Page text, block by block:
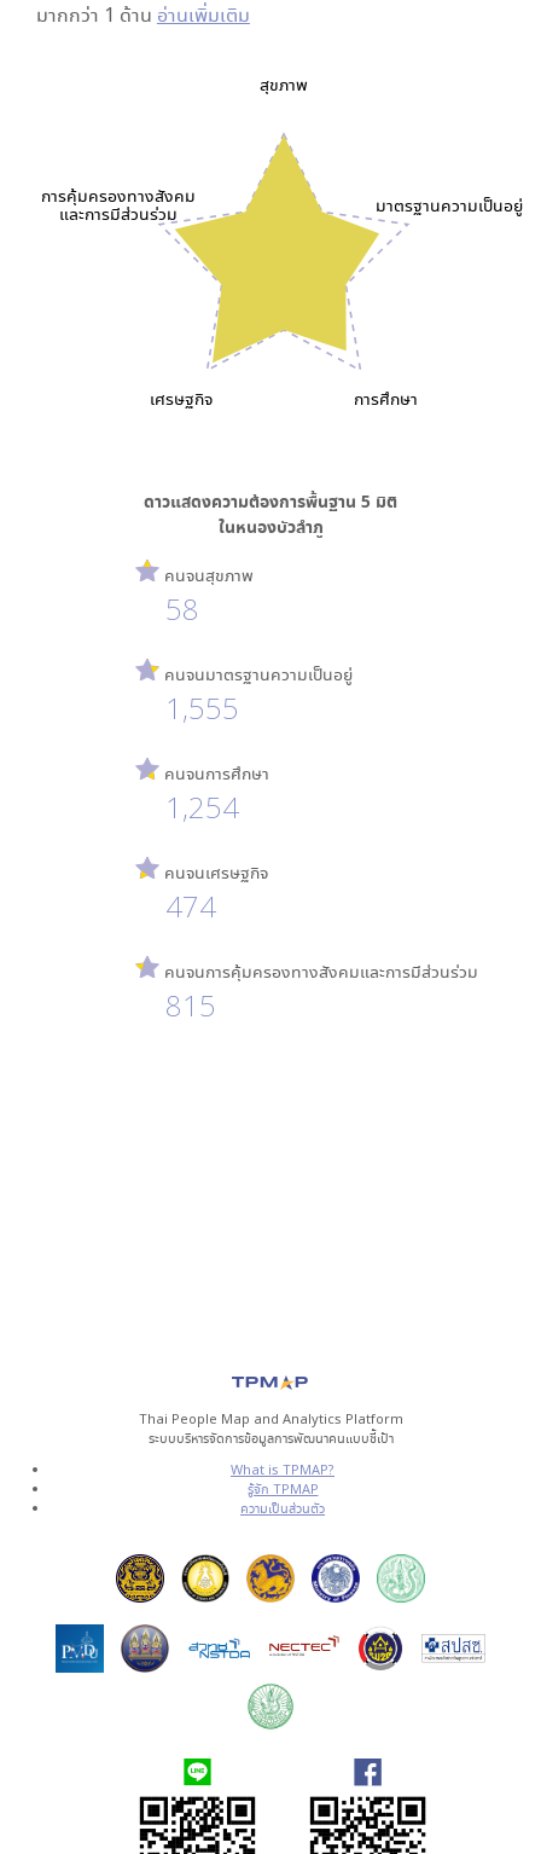
มากกว่า 1 ด้าน อ่านเพิ่มเติม
สุขภาพ
มาตรฐานความเป็นอยู่
การศึกษา
เศรษฐกิจ
การคุ้มครองทางสังคม
และการมีส่วนร่วม
ดาวแสดงความต้องการพื้นฐาน 5 มิติ
ในหนองบัวลำภู
คนจนสุขภาพ
58
คนจนมาตรฐานความเป็นอยู่
1,555
คนจนการศึกษา
1,254
คนจนเศรษฐกิจ
474
คนจนการคุ้มครองทางสังคมและการมีส่วนร่วม
815
Thai People Map and Analytics Platform
ระบบบริหารจัดการข้อมูลการพัฒนาคนแบบชี้เป้า
What is TPMAP?
รู้จัก TPMAP
ความเป็นส่วนตัว